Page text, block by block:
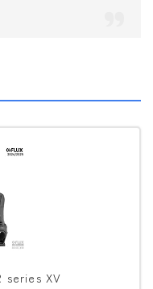
series XV